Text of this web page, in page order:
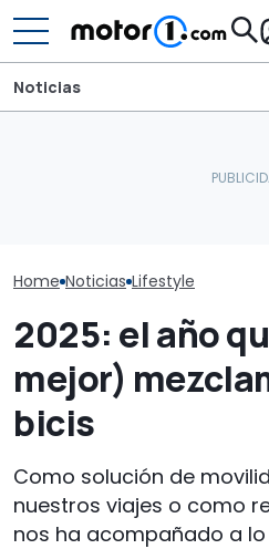
Noticias
Home Noticias Lifestyle
2025: el año
mejor)
bicis
Como solución de
nuestros viajes o como
nos ha acompañado a